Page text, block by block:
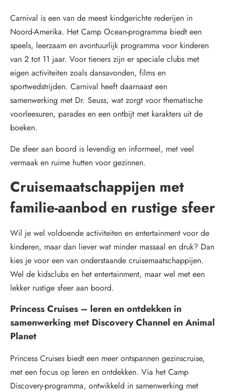
Carnival is een van de meest kindgerichte rederijen in
Noord-Amerika. Het Camp Ocean-programma biedt een
speels, leerzaam en avontuurlijk programma voor kinderen
van 2 tot 11 jaar. Voor tieners zijn er speciale clubs met
eigen activiteiten zoals dansavonden, films en
sportwedstrijden. Carnival heeft daarnaast een
samenwerking met Dr. Seuss, wat zorgt voor thematische
voorleesuren, parades en een ontbijt met karakters uit de
boeken.
De sfeer aan boord is levendig en informeel, met veel
vermaak en ruime hutten voor gezinnen.
Cruisemaatschappijen met
familie-aanbod en rustige sfeer
Wil je wel voldoende activiteiten en entertainment voor de
kinderen, maar dan liever wat minder massaal en druk? Dan
kies je voor een van onderstaande cruisemaatschappijen.
Wel de kidsclubs en het entertainment, maar wel met een
lekker rustige sfeer aan boord.
Princess Cruises – leren en ontdekken in
samenwerking met Discovery Channel en Animal
Planet
Princess Cruises biedt een meer ontspannen gezinscruise,
met een focus op leren en ontdekken. Via het Camp
Discovery-programma, ontwikkeld in samenwerking met